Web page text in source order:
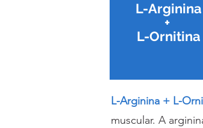
L-Arginina
+
L-Ornitina
L-Arginina + L-
muscular. A